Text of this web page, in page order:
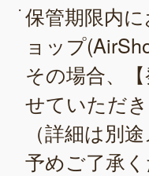
保管期限内
ョップ
その場合、
せていただ
（詳細は別
予めご了承